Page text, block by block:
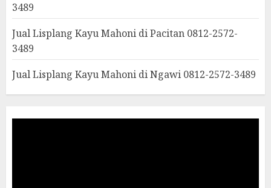
3489
Jual Lisplang Kayu Mahoni di Pacitan 0812-2572-
3489
Jual Lisplang Kayu Mahoni di Ngawi 0812-2572-3489